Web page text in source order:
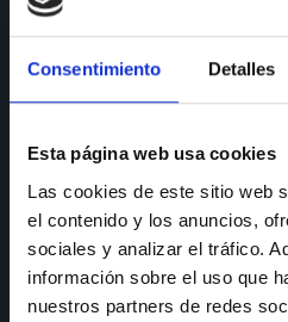
Consentimiento Detalles
Esta página web usa cookies
Las cookies de este sitio web
el contenido y los anuncios,
sociales y analizar el tráfico.
información sobre el uso que
nuestros partners de redes
CONSULTAS
91 690 96 63
Móvil:636 59 60 42
E-mail: info@nectali.com